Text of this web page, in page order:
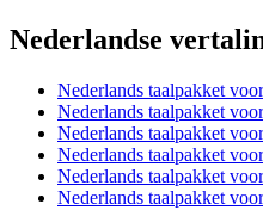
Nederlandse
Nederlands taalpakket
Nederlands taalpakket
Nederlands taalpakket
Nederlands taalpakket
Nederlands taalpakket
Nederlands taalpakket